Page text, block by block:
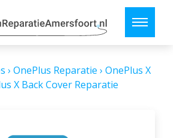
› OnePlus Reparatie › OnePlus X
X Back Cover Reparatie